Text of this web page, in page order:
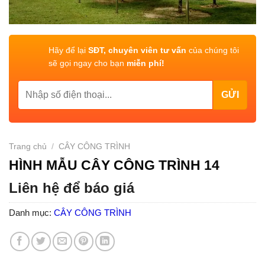
Hãy để lại SĐT, chuyên viên tư vấn của chúng tôi
sẽ gọi ngay cho bạn miễn phí!
Trang chủ / CÂY CÔNG TRÌNH
HÌNH MẪU CÂY CÔNG TRÌNH 14
Liên hệ để báo giá
Danh mục: CÂY CÔNG TRÌNH